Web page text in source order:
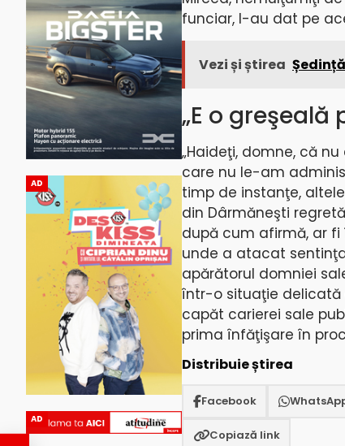
AD
AD
funciar, l-au dat pe
Vezi și știrea
„E o
„Haideţi, domne, că
care nu le-am
timp de instanţe,
din Dârmăneşti
după cum afirmă, ar fi
unde a atacat
apărătorul domniei
într-o situaţie delicată
capăt carierei sale
prima înfăţişare în
Distribuie știrea
Facebook
Copiază link